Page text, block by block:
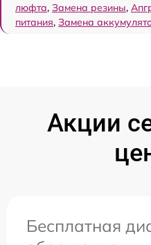
люфта, Замена резины,
питания, Замена
Акции
Бесплатная